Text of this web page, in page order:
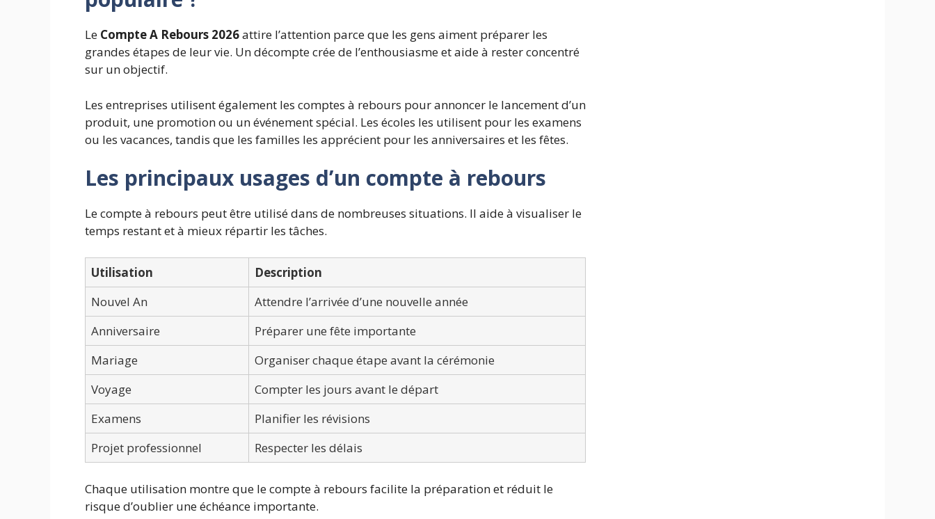
Le Compte A Rebours 2026attire l’attention parce que les gens aiment préparer les
grandes étapes de leur vie. Un décompte crée de l’enthousiasme et aide à rester concentré
sur un objectif.
Les entreprises utilisent également les comptes à rebours pour annoncer le lancement d’un
produit, une promotion ou un événement spécial. Les écoles les utilisent pour les examens
ou les vacances, tandis que les familles les apprécient pour les anniversaires et les fêtes.
Les principaux usages d’un compte à rebours
Le compte à rebours peut être utilisé dans de nombreuses situations. Il aide à visualiser le
temps restant et à mieux répartir les tâches.
Utilisation
Description
Nouvel An
Attendre l’arrivée d’une nouvelle année
Anniversaire
Préparer une fête importante
Mariage
Organiser chaque étape avant la cérémonie
Voyage
Compter les jours avant le départ
Examens
Planifier les révisions
Projet professionnel
Respecter les délais
Chaque utilisation montre que le compte à rebours facilite la préparation et réduit le
risque d’oublier une échéance importante.